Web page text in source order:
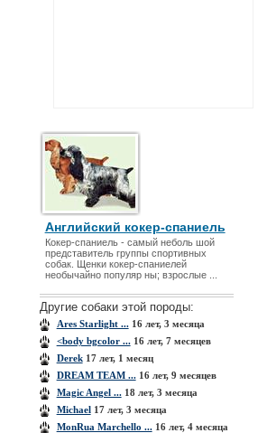
Английский кокер-спаниель
Кокер-спаниель - самый неболь шой
представитель группы спортивных
собак. Щенки кокер-спаниелей
необычайно популяр ны; взрослые ...
Другие собаки этой породы:
Ares Starlight ...16 лет, 3 месяца
<body bgcolor ...16 лет, 7 месяцев
Derek17 лет, 1 месяц
DREAM TEAM ...16 лет, 9 месяцев
Magic Angel ...18 лет, 3 месяца
Michael17 лет, 3 месяца
MonRua Marchello ...16 лет, 4 месяца